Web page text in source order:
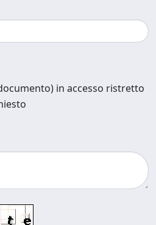
in accesso ristretto